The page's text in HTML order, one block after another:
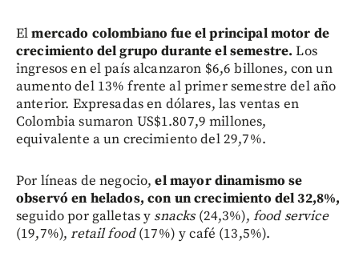
Elmercado colombiano fue el principal motor de
crecimiento del grupo durante el semestre. Los
ingresos en el país alcanzaron $6,6 billones, con un
aumento del 13% frente al primer semestre del año
anterior. Expresadas en dólares, las ventas en
Colombia sumaron US$1.807,9 millones,
equivalente a un crecimiento del 29,7%.
Por líneas de negocio, el mayor dinamismo se
observó en helados, con un crecimiento del 32,8%,
seguido por galletas y snacks(24,3%), food service
(19,7%),retail food(17%) y café (13,5%).